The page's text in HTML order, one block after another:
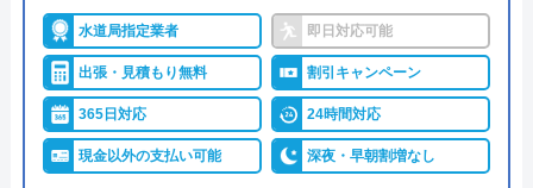
うでしたら、お問い合わせフォームもご利用いただ
けます。トラブル箇所の写真を添付することでより
詳細な見積もりが可能になります。
2,000円の基本料金に、6,600円～の施工料金が加算
水道局指定業者 即日対応可能
出張・見積もり無料 割引キャンペーン
365日対応 24時間対応
現金以外の支払い可能 深夜・早朝割増なし